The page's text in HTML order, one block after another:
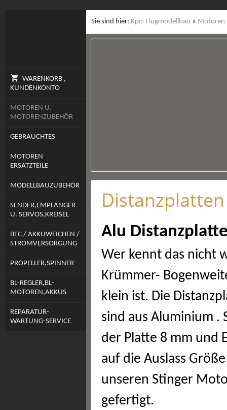
WARENKORB ,
KUNDENKONTO
MOTOREN U.
MOTORENZUBEHÖR
GEBRAUCHTES
MOTOREN
ERSATZTEILE
MODELLBAUZUBEHÖR
SENDER,EMPFÄNGER
U. SERVOS,KREISEL
BEC / AKKUWEICHEN /
STROMVERSORGUNG
PROPELLER,SPINNER
BL-REGLER,BL-
MOTOREN,AKKUS
REPARATUR-
WARTUNG-SERVICE
Sie sind hier: Kpo-Flugmodellbau » Motoren
Alu
Wer kennt das nicht
Krümmer-
klein ist. Die
sind aus Aluminium .
der Platte 8 mm und
auf die Auslass
unseren Stinger
gefertigt.